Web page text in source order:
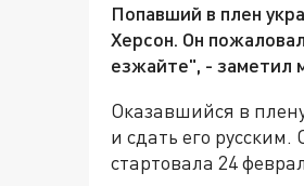
Попавший в плен
Херсон. Он
езжайте", - заметил
Оказавшийся в
и сдать его
стартовала 24